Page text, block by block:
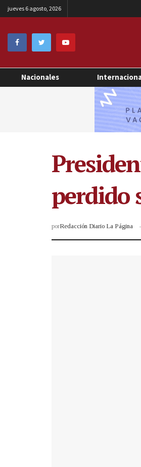
jueves 6 agosto, 2026
Nacionales
perdido
porRedacción Diario La Página